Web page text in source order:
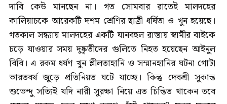
দাবি কেউ মানছেন না। গত সোমবার রাতেই মালদহের
কালিয়াচকে আরেকটি দশম শ্রেণির ছাত্রী ধর্ষিতা ও খুন হয়েছে।
গতকাল সন্ধ্যায় মালদহের একটি যানবহুল রাস্তায় স্বামীর বাইকে
চড়ে যাওয়ার সময় দুষ্কৃতীদের গুলিতে নিহত হয়েছেন আইনুল
বিবি। এ রকম ধর্ষণ খুন শ্লীলতাহানি ও সম্মানহানির ঘটনা গোটা
ভারতবর্ষ জুড়ে প্রতিনিয়ত ঘটে যাচ্ছে। কিন্তু দেবশ্রী সুকান্ত
শুভেন্দু সত্যিই যদি নারী সুরক্ষা নিয়ে এত চিন্তিত থাকেন তবে